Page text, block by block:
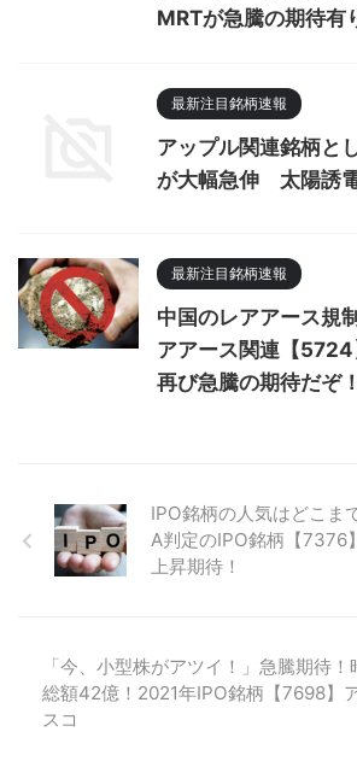
MRTが急騰の期待有
最新注目銘柄速報
アップル関連銘柄と
が大幅急伸 太陽誘
最新注目銘柄速報
中国のレアアース規
アアース関連【
再び急騰の期待だぞ！
IPO銘柄の人気はどこま
A判定のIPO銘柄【7376
上昇期待！
「今、小型株がアツイ！」急騰期待！
総額42億！2021年IPO銘柄【7698】
スコ